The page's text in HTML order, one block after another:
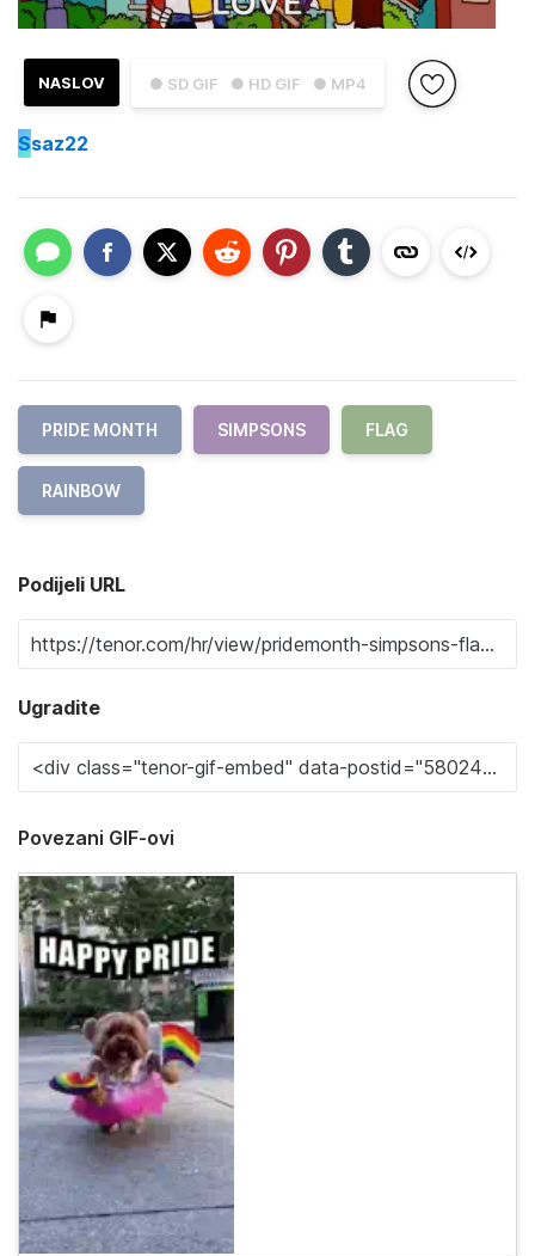
● SD GIF ● HD GIF ● MP4
NASLOV
Ssaz22
PRIDE MONTH SIMPSONS FLAG
RAINBOW
Podijeli URL
Ugradite
Povezani GIF-ovi